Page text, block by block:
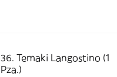
36. Temaki Langostino (1
Pza.)